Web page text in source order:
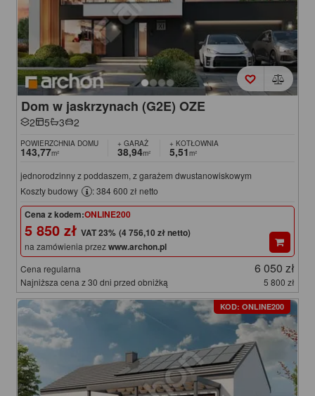
Dom w jaskrzynach (G2E) OZE
2 5 3 2
POWIERZCHNIA DOMU
143,77m²
+ GARAŻ
38,94m²
+ KOTŁOWNIA
5,51m²
jednorodzinny z poddaszem, z garażem dwustanowiskowym
Koszty budowy
: 384 600 zł netto
Cena z kodem:ONLINE200
5 850 zł (4 756,10 zł netto)
na zamówienia przezwww.archon.pl
Cena regularna 6 050 zł
Najniższa cena z 30 dni przed obniżką 5 800 zł
KOD: ONLINE200